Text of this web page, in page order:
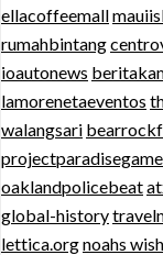
ellacoffeemall
rumahbintang
ioautonews
lamorenetaeventos
walangsari
projectparadisegame
oaklandpolicebeat
global-history
lettica.orgnoahs wish